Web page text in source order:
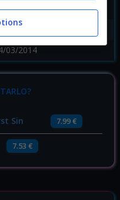
,PS3,Xbox 360
03/2014
Sin 7.99 €
7.53 €